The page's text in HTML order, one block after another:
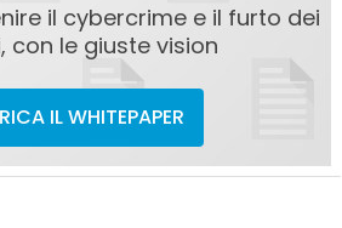
il cybercrime e il furto dei
con le giuste vision
IL WHITEPAPER